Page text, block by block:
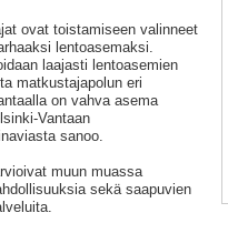
ovat toistamiseen valinneet
lentoasemaksi.
laajasti lentoasemien
matkustajapolun eri
on vahva asema
Vantaan
sanoo.
muun muassa
sekä saapuvien